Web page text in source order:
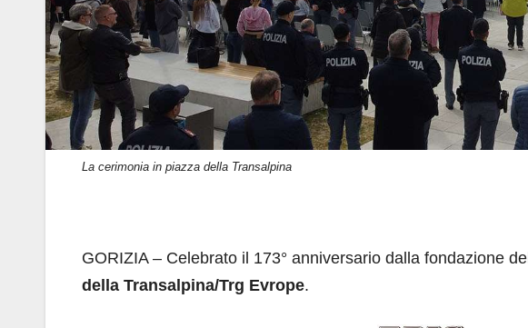
La cerimonia in piazza della Transalpina
GORIZIA – Celebrato il 173° anniversario dalla fondazione
della Transalpina/Trg Evrope.